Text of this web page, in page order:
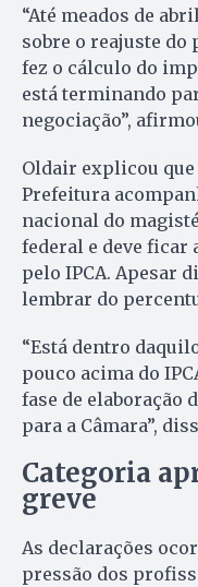
“Até meados de
sobre o reajuste do
fez o cálculo do
está terminando
negociação”,
Oldair explicou
Prefeitura
nacional do
federal e deve ficar
pelo IPCA. Apesar
lembrar do
“Está dentro
pouco acima do
fase de elaboração
para a Câmara”,
Categoria
greve
As declarações
pressão dos